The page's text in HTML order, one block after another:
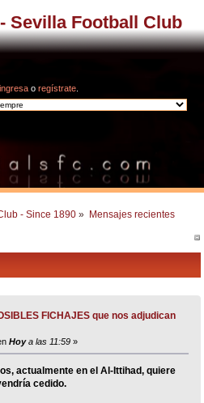
Sevilla Football Club
ingresa o regístrate
- Since 1890 » Mensajes recientes
FICHAJES que nos adjudican
Hoya las 11:59»
actualmente en el Al-Ittihad, quiere
cedido.